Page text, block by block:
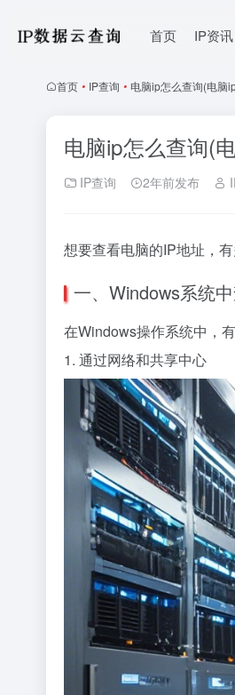
首页 IP资讯
首页 • IP查询 • 电脑ip怎么查询(电脑
电脑ip怎么查询(
IP查询 2年前发布
想要查看电脑的IP地址，
一、Windows系统
在Windows操作系统中，
1. 通过网络和共享中心